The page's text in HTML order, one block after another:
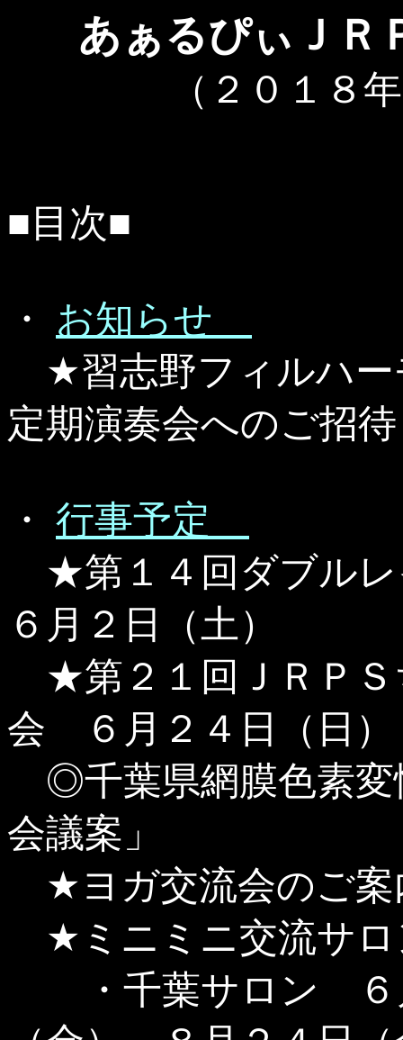
あぁるぴぃＪＲ
（２０１８
■目次■
・ お知らせ
★習志野フィルハ
定期演奏会へのご招待
・ 行事予定
★第１４回ダブル
６月２日（土）
★第２１回ＪＲＰＳ
会 ６月２４日（日）
◎千葉県網膜色素変
会議案」
★ヨガ交流会のご
★ミニミニ交流サロ
・千葉サロン ６月